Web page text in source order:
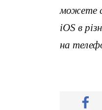
можете
iOS в
на